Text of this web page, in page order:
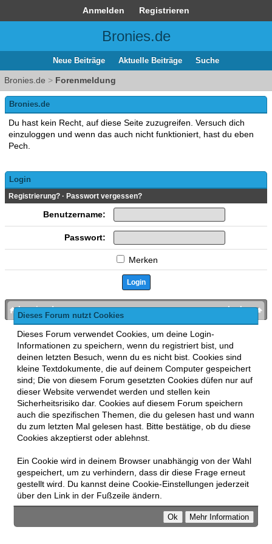
Anmelden Registrieren
Bronies.de
Neue Beiträge Aktuelle Beiträge Suche
Bronies.de > Forenmeldung
Dieses Forum nutzt Cookies
Dieses Forum verwendet Cookies, um deine Login-
Informationen zu speichern, wenn du registriert bist, und
deinen letzten Besuch, wenn du es nicht bist. Cookies sind
kleine Textdokumente, die auf deinem Computer gespeichert
sind; Die von diesem Forum gesetzten Cookies düfen nur auf
dieser Website verwendet werden und stellen kein
Sicherheitsrisiko dar. Cookies auf diesem Forum speichern
auch die spezifischen Themen, die du gelesen hast und wann
du zum letzten Mal gelesen hast. Bitte bestätige, ob du diese
Cookies akzeptierst oder ablehnst.
Ein Cookie wird in deinem Browser unabhängig von der Wahl
gespeichert, um zu verhindern, dass dir diese Frage erneut
gestellt wird. Du kannst deine Cookie-Einstellungen jederzeit
über den Link in der Fußzeile ändern.
Bronies.de
Du hast kein Recht, auf diese Seite zuzugreifen. Versuch dich
einzuloggen und wenn das auch nicht funktioniert, hast du eben
Pech.
Login
Registrierung? · Passwort vergessen?
Benutzername:
Passwort:
Merken
nach oben
bronies.de
MyBB , mobile Fassung: MyBB GoMobile
Zur Desktop-Version wechseln
This forum usesLukasz TkaczMyBB addons.